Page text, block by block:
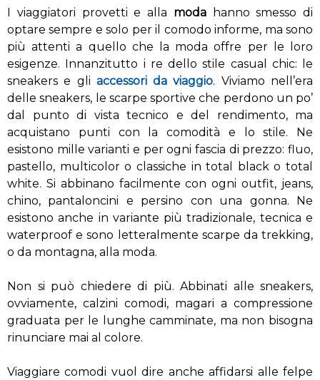
I viaggiatori provetti e alla modahanno smesso di
optare sempre e solo per il comodo informe, ma sono
più attenti a quello che la moda offre per le loro
esigenze. Innanzitutto i re dello stile casual chic: le
sneakers e gli accessori da viaggio. Viviamo nell’era
delle sneakers, le scarpe sportive che perdono un po’
dal punto di vista tecnico e del rendimento, ma
acquistano punti con la comodità e lo stile. Ne
esistono mille varianti e per ogni fascia di prezzo: fluo,
pastello, multicolor o classiche in total black o total
white. Si abbinano facilmente con ogni outfit, jeans,
chino, pantaloncini e persino con una gonna. Ne
esistono anche in variante più tradizionale, tecnica e
waterproof e sono letteralmente scarpe da trekking,
o da montagna, alla moda.
Non si può chiedere di più. Abbinati alle sneakers,
ovviamente, calzini comodi, magari a compressione
graduata per le lunghe camminate, ma non bisogna
rinunciare mai al colore.
Viaggiare comodi vuol dire anche affidarsi alle felpe